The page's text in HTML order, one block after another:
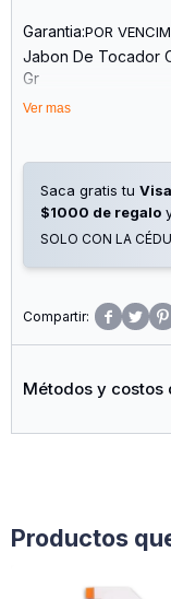
Garantia:POR
Jabon De Tocador
Gr
Ver mas
Saca gratis tu
$1000 de regalo
SOLO CON LA
  
Métodos y costos
Productos